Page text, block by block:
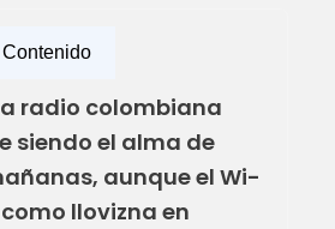
radio colombiana
siendo el alma de
aunque el Wi-
llovizna en